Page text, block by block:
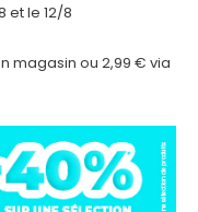
et le 12/8
magasin ou 2,99 € via